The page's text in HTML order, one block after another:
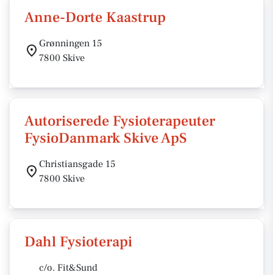
Anne-Dorte Kaastrup
Grønningen 15
7800 Skive
Autoriserede Fysioterapeuter
FysioDanmark Skive ApS
Christiansgade 15
7800 Skive
Dahl Fysioterapi
c/o. Fit&Sund